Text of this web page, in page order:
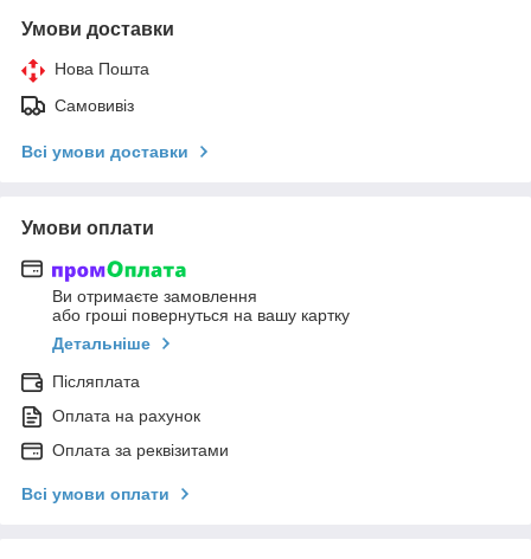
Умови доставки
Нова Пошта
Самовивіз
Всі умови доставки
Умови оплати
Ви отримаєте замовлення
або гроші повернуться на вашу картку
Детальніше
Післяплата
Оплата на рахунок
Оплата за реквізитами
Всі умови оплати